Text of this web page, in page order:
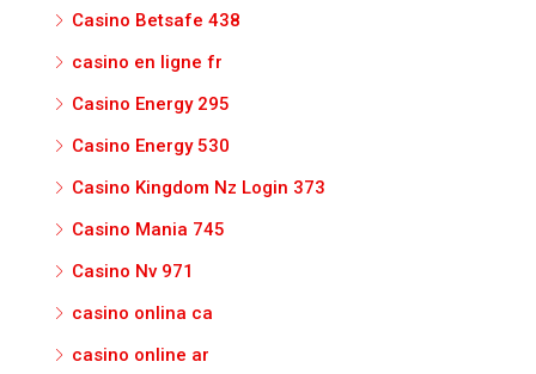
Casino Betsafe 438
casino en ligne fr
Casino Energy 295
Casino Energy 530
Casino Kingdom Nz Login 373
Casino Mania 745
Casino Nv 971
casino onlina ca
casino online ar